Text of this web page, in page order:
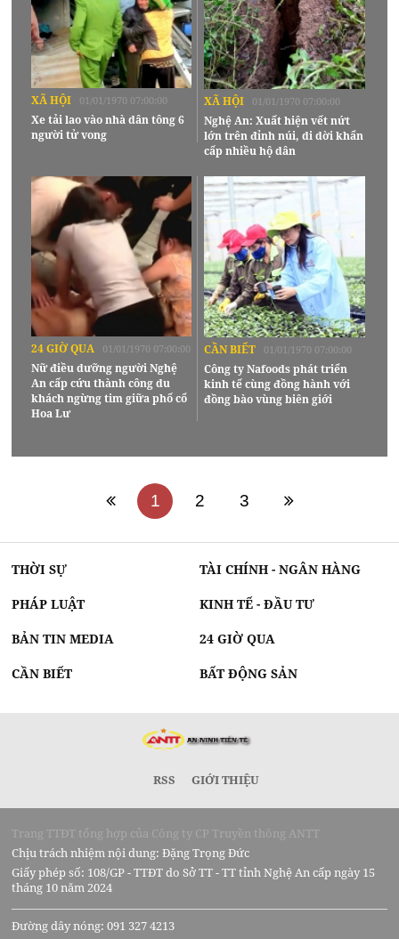
XÃ HỘI 01/01/1970 07:00:00
Xe tải lao vào nhà dân tông 6
người tử vong
XÃ HỘI 01/01/1970 07:00:00
Nghệ An: Xuất hiện vết nứt
lớn trên đỉnh núi, di dời khẩn
cấp nhiều hộ dân
24 GIỜ QUA 01/01/1970 07:00:00
Nữ điều dưỡng người Nghệ
An cấp cứu thành công du
khách ngừng tim giữa phố cổ
Hoa Lư
CẦN BIẾT 01/01/1970 07:00:00
Công ty Nafoods phát triển
kinh tế cùng đồng hành với
đồng bào vùng biên giới
1 2 3
THỜI SỰ TÀI CHÍNH - NGÂN HÀNG
PHÁP LUẬT KINH TẾ - ĐẦU TƯ
BẢN TIN MEDIA 24 GIỜ QUA
CẦN BIẾT BẤT ĐỘNG SẢN
RSS GIỚI THIỆU
Trang TTĐT tổng hợp của Công ty CP Truyền thông ANTT
Chịu trách nhiệm nội dung: Đặng Trọng Đức
Giấy phép số: 108/GP - TTĐT do Sở TT - TT tỉnh Nghệ An cấp ngày 15
tháng 10 năm 2024
Đường dây nóng: 091 327 4213